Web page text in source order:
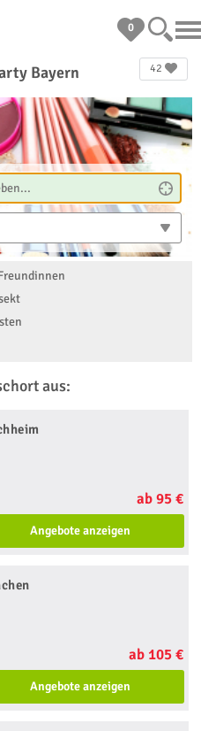
0
42
Bayern
aus:
ab 95 €
Angebote anzeigen
ab 105 €
Angebote anzeigen